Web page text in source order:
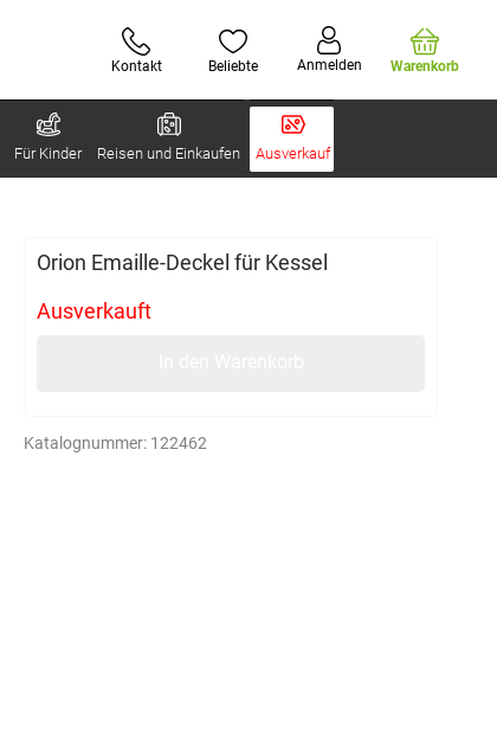
Kontakt Beliebte Anmelden Warenkorb
Für Kinder Reisen und Einkaufen Ausverkauf
Orion Emaille-Deckel für Kessel
Ausverkauft
Katalognummer: 122462